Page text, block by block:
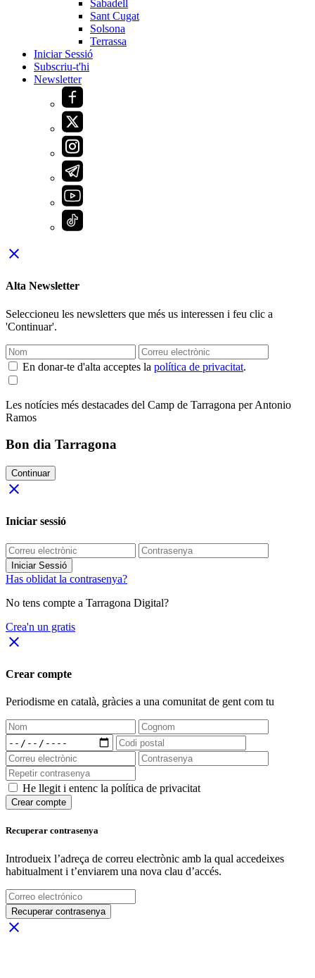
Sabadell
Sant Cugat
Solsona
Terrassa
Iniciar Sessió
Subscriu-t'hi
Newsletter
close
Alta Newsletter
Seleccioneu les newsletters que més us interessen i feu clic a
'Continuar'.
En donar-te d'alta acceptes la política de privacitat.
Les notícies més destacades del Camp de Tarragona per Antonio
Ramos
Bon dia Tarragona
Continuar
close
Iniciar sessió
Iniciar Sessió
Has oblidat la contrasenya?
No tens compte a Tarragona Digital?
Crea'n un gratis
close
Crear compte
Periodisme en català, gràcies a una comunitat de gent com tu
He llegit i entenc la política de privacitat
Crear compte
Recuperar contrasenya
Introdueix l’adreça de correu electrònic amb la qual accedeixes
habitualment i t’enviarem una nova clau d’accés.
Recuperar contrasenya
close